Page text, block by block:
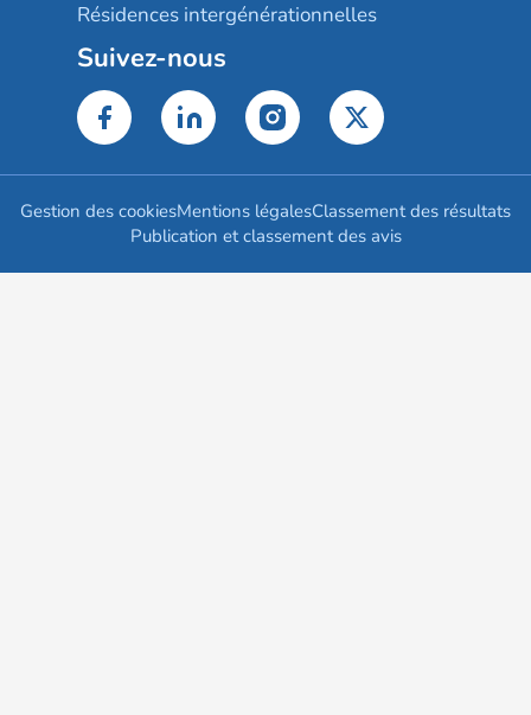
Résidences intergénérationnelles
Suivez-nous
Gestion des cookiesMentions légalesClassement des résultats
Publication et classement des avis